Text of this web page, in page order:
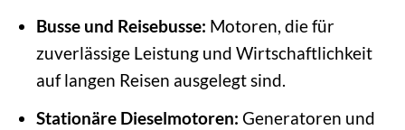
Busse und Reisebusse: Motoren, die für
zuverlässige Leistung und Wirtschaftlichkeit
auf langen Reisen ausgelegt sind.
Stationäre Dieselmotoren: Generatoren und